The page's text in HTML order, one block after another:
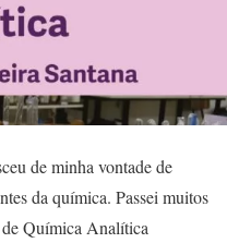
de minha vontade de
da química. Passei muitos
Química Analítica